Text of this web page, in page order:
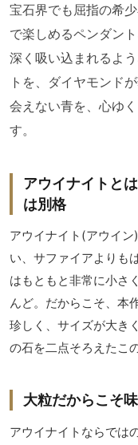
宝石界でも屈指の希
で楽しめるペンダン
深く吸い込まれるよ
トを、ダイヤモンド
会えない青を、心ゆ
す。
アウイナイトと
は別格
アウイナイト(アウイ
い、サファイアよりも
はもともと非常に小さ
んど。だからこそ、本
珍しく、サイズが大き
の石を二点そろえたこ
大粒だからこそ
アウイナイトならでは